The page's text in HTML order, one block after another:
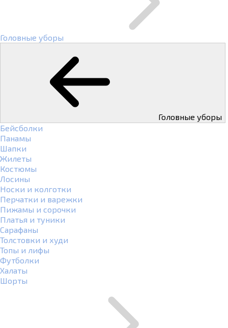
Головные уборы
Головные уборы
Бейсболки
Панамы
Шапки
Жилеты
Костюмы
Лосины
Носки и колготки
Перчатки и варежки
Пижамы и сорочки
Платья и туники
Сарафаны
Толстовки и худи
Топы и лифы
Футболки
Халаты
Шорты